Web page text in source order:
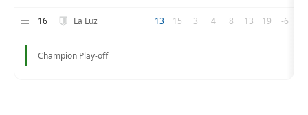
16 La Luz 13 15 3 4 8 13 19 -6
Champion Play-off